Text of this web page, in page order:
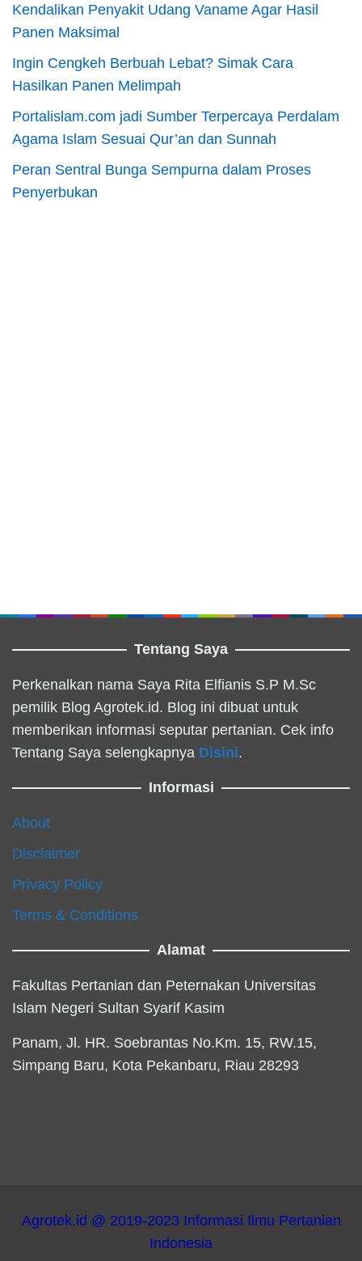
Kendalikan Penyakit Udang Vaname Agar Hasil
Panen Maksimal
Ingin Cengkeh Berbuah Lebat? Simak Cara
Hasilkan Panen Melimpah
Portalislam.com jadi Sumber Terpercaya Perdalam
Agama Islam Sesuai Qur’an dan Sunnah
Peran Sentral Bunga Sempurna dalam Proses
Penyerbukan
Tentang Saya
Perkenalkan nama Saya Rita Elfianis S.P M.Sc
pemilik Blog Agrotek.id. Blog ini dibuat untuk
memberikan informasi seputar pertanian. Cek info
Tentang Saya selengkapnya Disini.
Informasi
About
Disclaimer
Privacy Policy
Terms & Conditions
Alamat
Fakultas Pertanian dan Peternakan Universitas
Islam Negeri Sultan Syarif Kasim
Panam, Jl. HR. Soebrantas No.Km. 15, RW.15,
Simpang Baru, Kota Pekanbaru, Riau 28293
Agrotek.id @ 2019-2023 Informasi Ilmu Pertanian
Indonesia